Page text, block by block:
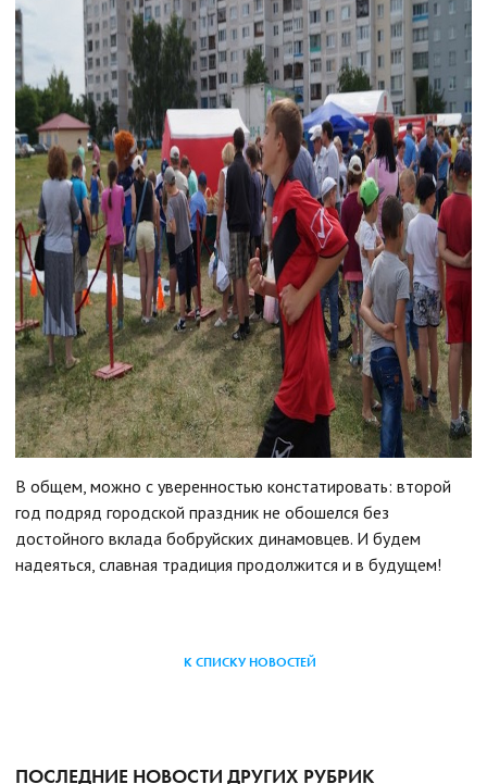
В общем, можно с уверенностью констатировать: второй
год подряд городской праздник не обошелся без
достойного вклада бобруйских динамовцев. И будем
надеяться, славная традиция продолжится и в будущем!
К СПИСКУ НОВОСТЕЙ
ПОСЛЕДНИЕ НОВОСТИ ДРУГИХ РУБРИК